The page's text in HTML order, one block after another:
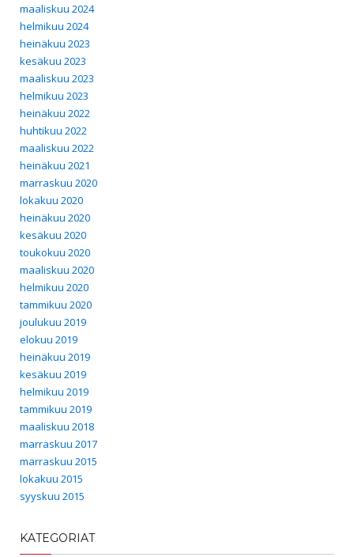
maaliskuu 2024
helmikuu 2024
heinäkuu 2023
kesäkuu 2023
maaliskuu 2023
helmikuu 2023
heinäkuu 2022
huhtikuu 2022
maaliskuu 2022
heinäkuu 2021
marraskuu 2020
lokakuu 2020
heinäkuu 2020
kesäkuu 2020
toukokuu 2020
maaliskuu 2020
helmikuu 2020
tammikuu 2020
joulukuu 2019
elokuu 2019
heinäkuu 2019
kesäkuu 2019
helmikuu 2019
tammikuu 2019
maaliskuu 2018
marraskuu 2017
marraskuu 2015
lokakuu 2015
syyskuu 2015
KATEGORIAT